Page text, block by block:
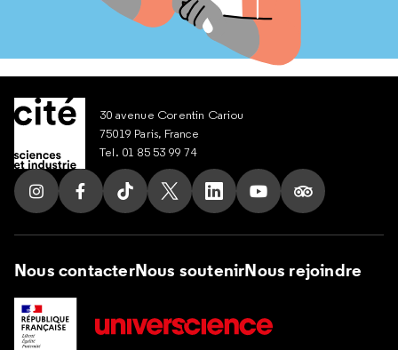
30 avenue Corentin Cariou
75019 Paris, France
Tel. 01 85 53 99 74
Suivez nous sur Instagram
Suivez nous sur Facebook
Suivez nous sur Tik Tok
Suivez nous sur X
Suivez nous sur LinkedIn
Suivez nous sur
Suivez nous
Nous contacterNous soutenirNous rejoindre